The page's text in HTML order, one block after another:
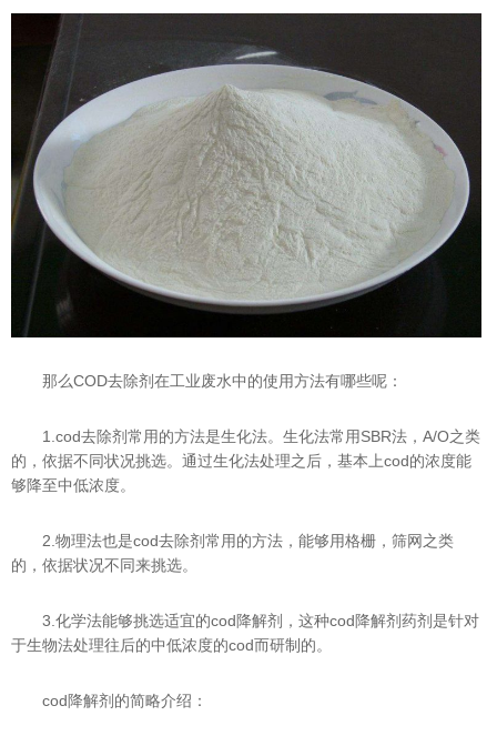
那么COD去除剂在工业废水中的使用方法有哪些呢：
1.cod去除剂常用的方法是生化法。生化法常用SBR法，A/O之类
的，依据不同状况挑选。通过生化法处理之后，基本上cod的浓度能
够降至中低浓度。
2.物理法也是cod去除剂常用的方法，能够用格栅，筛网之类
的，依据状况不同来挑选。
3.化学法能够挑选适宜的cod降解剂，这种cod降解剂药剂是针对
于生物法处理往后的中低浓度的cod而研制的。
cod降解剂的简略介绍：